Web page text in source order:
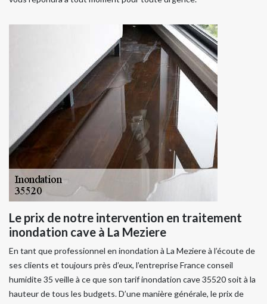
Le prix de notre intervention en traitement
inondation cave à La Meziere
En tant que professionnel en inondation à La Meziere à l’écoute de
ses clients et toujours près d’eux, l’entreprise France conseil
humidite 35 veille à ce que son tarif inondation cave 35520 soit à la
hauteur de tous les budgets. D’une manière générale, le prix de